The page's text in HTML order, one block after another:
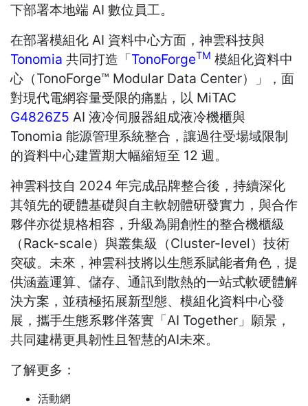
下部署本地端 AI 數位員工。
在部署模組化 AI 資料中心方面，神雲科技與
Tonomia 共同打造「TonoForgeTM 模組化資料中
心（TonoForge™ Modular Data Center）」，面
對現代電網容量受限的痛點，以 MiTAC
G4826Z5 AI 液冷伺服器組成液冷機櫃與
Tonomia 能源管理系統整合，讓過往受場域限制
的資料中心建置期大幅縮短至 12 週。
神雲科技自 2024 年完成品牌整合後，持續深化
其領先的硬體基礎與自主軟韌體研發實力，與合作
夥伴亦從規格相容，升級為開創性的整合機櫃級
（Rack-scale）與叢集級（Cluster-level）技術
突破。未來，神雲科技將以生態系賦能者角色，提
供涵蓋運算、儲存、通訊到散熱的一站式軟硬體解
決方案，並積極拓展新型態、模組化資料中心發
展，攜手生態系夥伴落實「AI Together」願景，
共同建構更具韌性且智慧的AI未來。
了解更多：
活動網